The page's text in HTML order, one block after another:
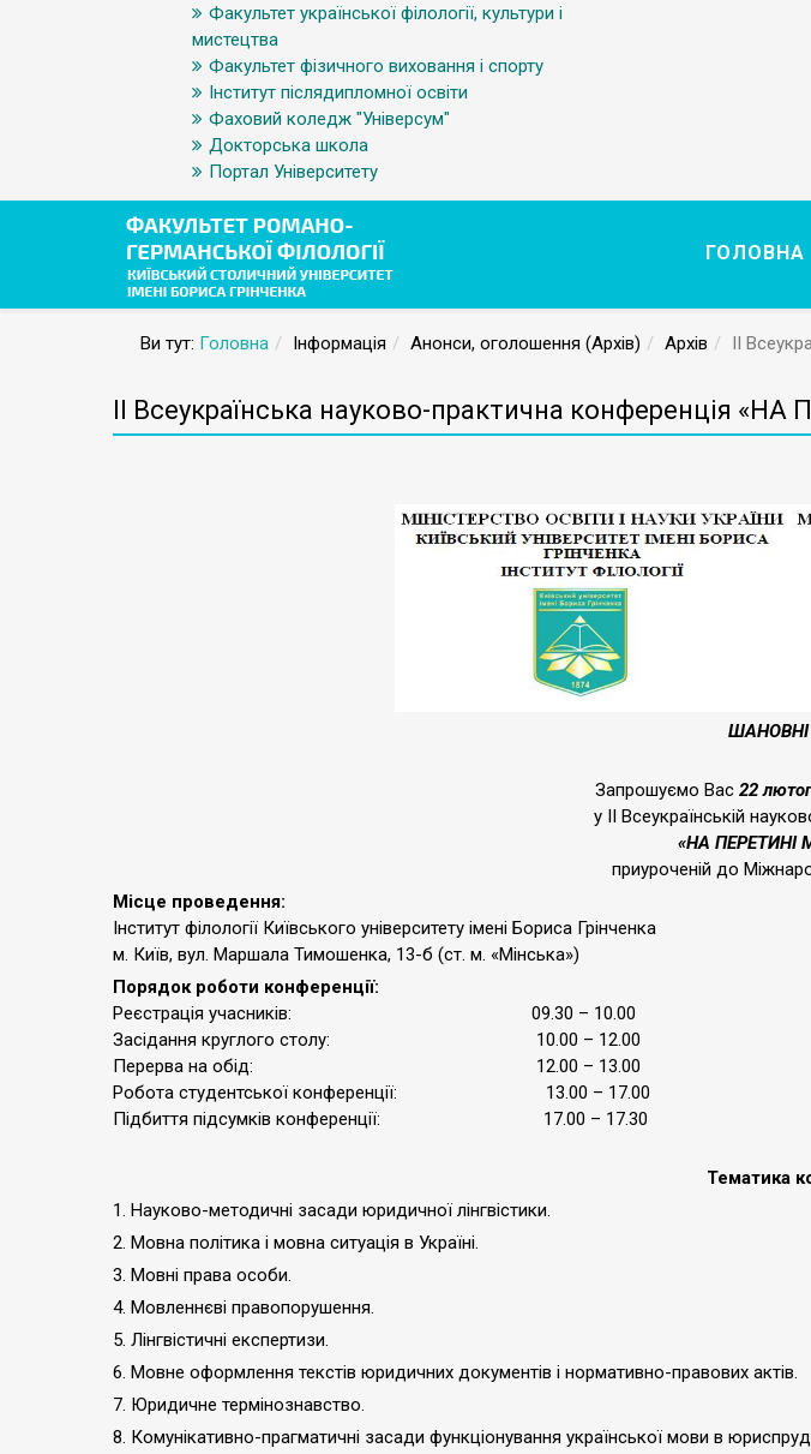
Факультет української філології, культури і
мистецтва
Факультет фізичного виховання і спорту
Інститут післядипломної освіти
Фаховий коледж "Універсум"
Докторська школа
Портал Університету
ГОЛОВНА
Ви тут: Головна Інформація Анонси, оголошення (Архів) Архів ІІ
ІІ Всеукраїнська науково-практична конференція
Запрошуємо Вас 22
у ІІ Всеукраїнській
«НА ПЕРЕТИНІ
приуроченій до
Місце проведення:
Інститут філології Київського університету імені Бориса Грінченка
м. Київ, вул. Маршала Тимошенка, 13-б (ст. м. «Мінська»)
Порядок роботи конференції:
Реєстрація учасників: 09.30 – 10.00
Засідання круглого столу: 10.00 – 12.00
Перерва на обід: 12.00 – 13.00
Робота студентської конференції: 13.00 – 17.00
Підбиття підсумків конференції: 17.00 – 17.30
Тематика
1. Науково-методичні засади юридичної лінгвістики.
2. Мовна політика і мовна ситуація в Україні.
3. Мовні права особи.
4. Мовленнєві правопорушення.
5. Лінгвістичні експертизи.
6. Мовне оформлення текстів юридичних документів і нормативно-правових актів.
7. Юридичне термінознавство.
8. Комунікативно-прагматичні засади функціонування української мови в